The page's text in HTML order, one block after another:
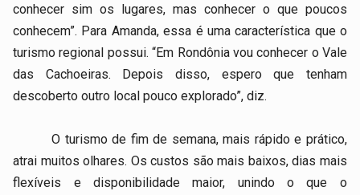
conhecer sim os lugares, mas conhecer o que poucos
conhecem”. Para Amanda, essa é uma característica que o
turismo regional possui. “Em Rondônia vou conhecer o Vale
das Cachoeiras. Depois disso, espero que tenham
descoberto outro local pouco explorado”, diz.
O turismo de fim de semana, mais rápido e prático,
atrai muitos olhares. Os custos são mais baixos, dias mais
flexíveis e disponibilidade maior, unindo o que o